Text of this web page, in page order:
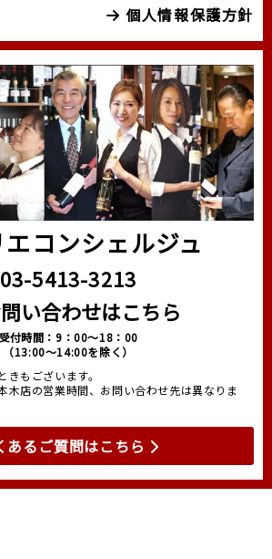
個人情報保護方針
コンシェルジュ
03-5413-3213
い合わせはこちら
受付時間：9：00～18：00
（13:00～14:00を除く）
もございます。
木店の営業時間、お問い合わせ先は異なりま
あるご質問はこちら